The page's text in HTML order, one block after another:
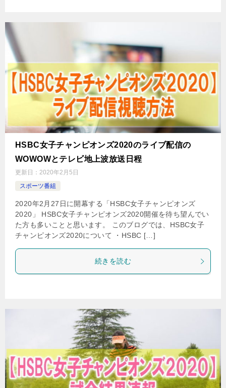
HSBC女子チャンピオンズ2020のライブ配信の
WOWOWとテレビ地上波放送日程
更新日： 2020年2月5日
スポーツ番組
2020年2月27日に開幕する「HSBC女子チャンピオンズ
2020」 HSBC女子チャンピオンズ2020開催を待ち望んでい
た方も多いことと思います。 このブログでは、HSBC女子
チャンピオンズ2020について ・HSBC […]
続きを読む